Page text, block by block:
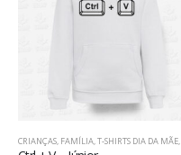
CRIANÇAS, FAMÍLIA,T-SHIRTS DIA DA MÃE,